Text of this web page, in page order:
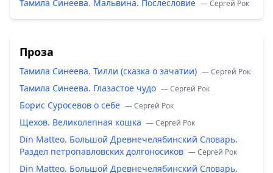
Тамила Синеева. Мальвина. Послесловие — Сергей Рок
Проза
Тамила Синеева. Тилли (сказка о зачатии) — Сергей Рок
Тамила Синеева. Глазастое чудо — Сергей Рок
Борис Суросевов о себе — Сергей Рок
Щехов. Великолепная кошка — Сергей Рок
Din Matteo. Большой Древнечелябинский Словарь.
Раздел петропавловских долгоносиков — Сергей Рок
Din Matteo. Большой Древнечелябинский Словарь.